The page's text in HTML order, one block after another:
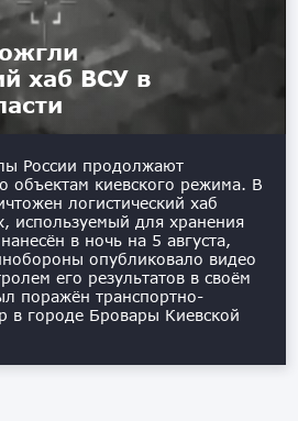
хаб ВСУ в
России продолжают
объектам киевского режима. В
логистический хаб
используемый для хранения
в ночь на 5 августа,
опубликовало видео
его результатов в своём
поражён транспортно-
в городе Бровары Киевской